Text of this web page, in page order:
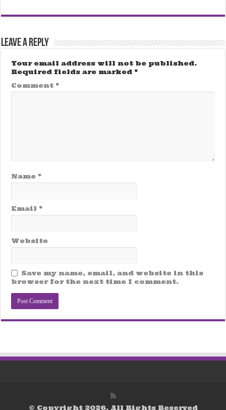
Leave a Reply
Your email address will not be published.
Required fields are marked *
Comment *
Name *
Email *
Website
Save my name, email, and website in this
browser for the next time I comment.
© Copyright 2026, All Rights Reserved